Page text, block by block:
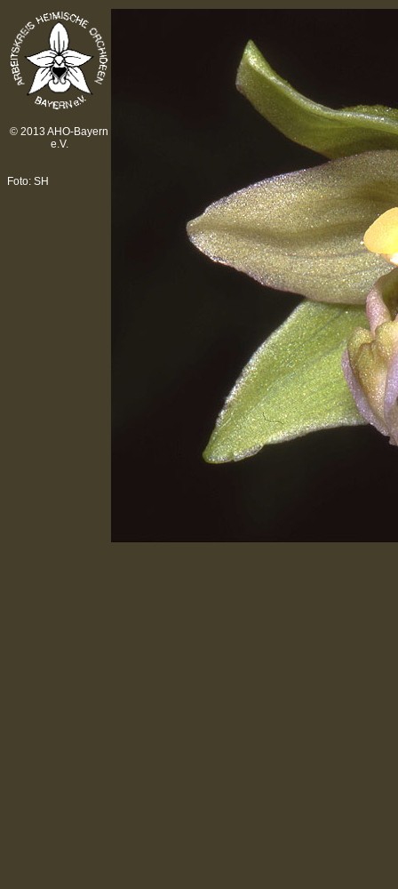
© 2013 AHO-Bayern
e.V.
Foto: SH